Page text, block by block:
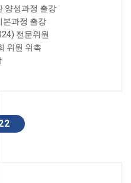
양성과정 출강
본과정 출강
전문위원
위원 위촉